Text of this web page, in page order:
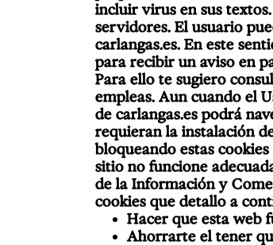
incluir virus en sus
servidores. El usuario
carlangas.es. En este
para recibir un aviso en
Para ello te sugiero
empleas. Aun cuando el
de carlangas.es podrá
requieran la instalación
bloqueando estas
sitio no funcione
de la Información y
cookies que detallo a
Hacer que esta web
Ahorrarte el tener